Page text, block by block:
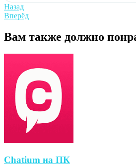
Навигация
по
записям
НазадPrevious
post:
ВперёдNext
Вам также должно
Chatium на ПКChatium